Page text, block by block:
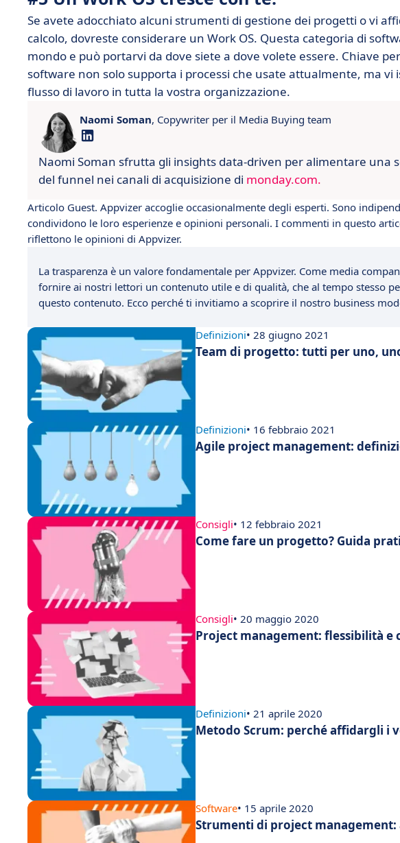
Se avete adocchiato alcuni strumenti di gestione dei progetti o vi
calcolo, dovreste considerare un Work OS. Questa categoria di
mondo e può portarvi da dove siete a dove volete essere. Chiave
software non solo supporta i processi che usate attualmente, ma vi
flusso di lavoro in tutta la vostra organizzazione.
Naomi Soman, Copywriter per il Media Buying team
Naomi Soman sfrutta gli insights data-driven per alimentare una
del funnel nei canali di acquisizione di monday.com.
Articolo Guest. Appvizer accoglie occasionalmente degli esperti. Sono
condividono le loro esperienze e opinioni personali. I commenti in questo
riflettono le opinioni di Appvizer.
La trasparenza è un valore fondamentale per Appvizer. Come media
fornire ai nostri lettori un contenuto utile e di qualità, che al tempo stesso
questo contenuto. Ecco perché ti invitiamo a scoprire il nostro business
Definizioni• 28 giugno 2021
Team di progetto: tutti per uno,
Definizioni• 16 febbraio 2021
Agile project management:
Consigli• 12 febbraio 2021
Come fare un progetto? Guida
Consigli• 20 maggio 2020
Project management: flessibilità e
Definizioni• 21 aprile 2020
Metodo Scrum: perché affidargli i
Software• 15 aprile 2020
Strumenti di project management: